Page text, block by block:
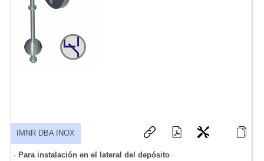
IMNR DBA INOX
· Para instalación en el lateral del depósito